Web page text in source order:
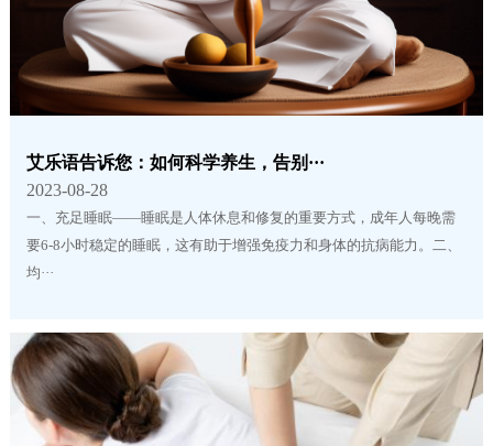
艾乐语告诉您：如何科学养生，告别···
2023-08-28
一、充足睡眠——睡眠是人体休息和修复的重要方式，成年人每晚需
要6-8小时稳定的睡眠，这有助于增强免疫力和身体的抗病能力。二、
均···